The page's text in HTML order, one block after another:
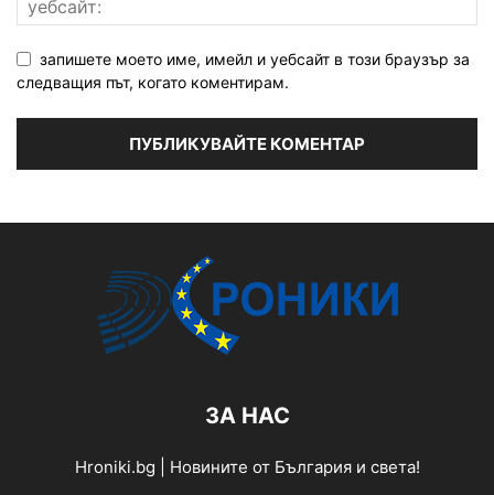
запишете моето име, имейл и уебсайт в този браузър за
следващия път, когато коментирам.
ЗА НАС
Hroniki.bg | Новините от България и света!